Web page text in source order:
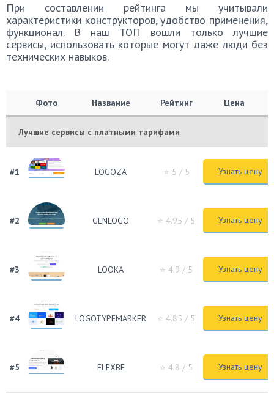
При составлении рейтинга мы учитывали
характеристики конструкторов, удобство применения,
функционал. В наш ТОП вошли только лучшие
сервисы, использовать которые могут даже люди без
технических навыков.
Фото Название Рейтинг Цена
Лучшие сервисы с платными тарифами
#1 LOGOZA ⭐ 5 / 5 Узнать цену
#2 GENLOGO ⭐ 4.95 / 5 Узнать цену
#3 LOOKA ⭐ 4.9 / 5 Узнать цену
#4 LOGOTYPEMARKER ⭐ 4.85 / 5 Узнать цену
#5 FLEXBE ⭐ 4.8 / 5 Узнать цену